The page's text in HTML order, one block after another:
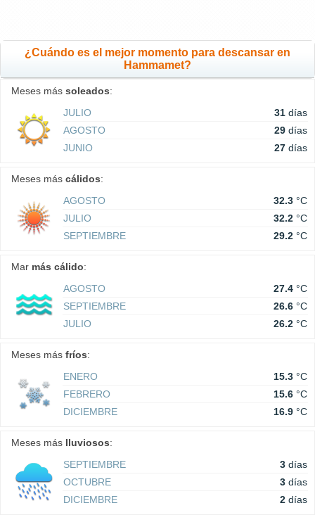
¿Cuándo es el mejor momento para descansar en
Hammamet?
Meses más soleados:
JULIO
31 días
AGOSTO
29 días
JUNIO
27 días
Meses más cálidos:
AGOSTO
32.3 °C
JULIO
32.2 °C
SEPTIEMBRE
29.2 °C
Mar más cálido:
AGOSTO
27.4 °C
SEPTIEMBRE
26.6 °C
JULIO
26.2 °C
Meses más fríos:
ENERO
15.3 °C
FEBRERO
15.6 °C
DICIEMBRE
16.9 °C
Meses más lluviosos:
SEPTIEMBRE
3 días
OCTUBRE
3 días
DICIEMBRE
2 días